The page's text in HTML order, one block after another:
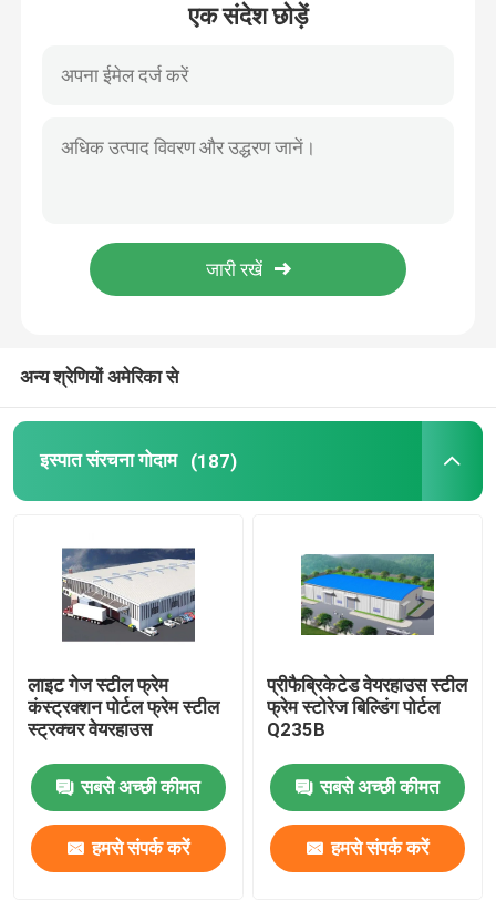
हमारे बारे में
कारखाना भ्रमण
एक उद्धरण का अनुरोध करें
प्रीफैब्रिकेटेड स्टील बिल्डिंग
इस्पात संरचना मंच
इस्पात संरचना शॉपिंग मॉल
इस्पात संरचना फार्म
स्टील स्ट्रक्चर पिग हाउस
एक संदेश छोड़ें
अन्य श्रेणियों अमेरिका से
इस्पात संरचना गोदाम (187)
लाइट गेज स्टील फ्रेम
कंस्ट्रक्शन पोर्टल फ्रेम स्टील
स्ट्रक्चर वेयरहाउस
सबसे अच्छी कीमत
हमसे संपर्क करें
प्रीफैब्रिकेटेड वेयरहाउस स्टील
फ्रेम स्टोरेज बिल्डिंग पोर्टल
Q235B
सबसे अच्छी कीमत
हमसे संपर्क करें